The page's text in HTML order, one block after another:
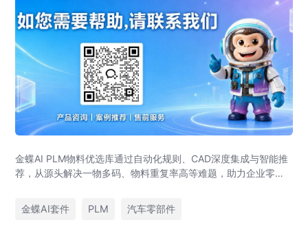
金蝶AI PLM物料优选库通过自动化规则、CAD深度集成与智能推
荐，从源头解决一物多码、物料重复率高等难题，助力企业零部
金蝶AI套件
PLM 汽车零部件